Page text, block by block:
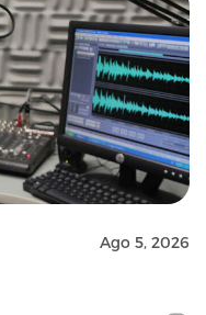
Ago 5, 2026